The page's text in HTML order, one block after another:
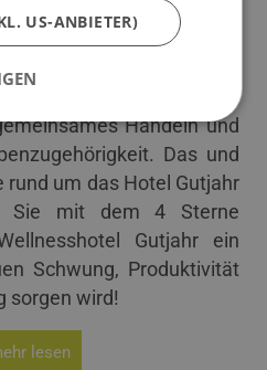
Radfahren,
Klettern auf jedem
für den körperlichen
Rafting im Wildwasser
Handeln und
Das und
rund um das Hotel Gutjahr
Sie mit dem 4 Sterne
Gutjahr ein
Schwung, Produktivität
sorgen wird!
lesen
US-ANBIETER)